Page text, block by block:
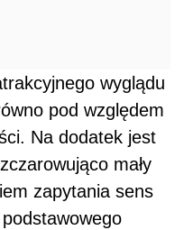
wyglądu
pod względem
Na dodatek jest
mały
zapytania sens